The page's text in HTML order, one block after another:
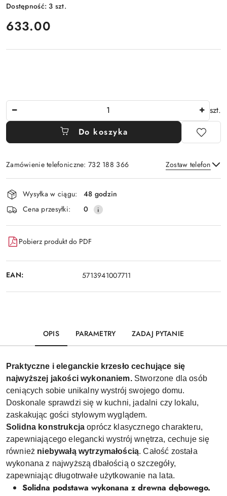
Dostępność:3 szt.
cena:
633.00
szt.
Do koszyka
Zamówienie telefoniczne: 732 188 366 Zostaw telefon
Wyślij
Dostępność
i
dostawa
Wysyłka w ciągu:
48 godzin
Cena przesyłki:
0
Pobierz produkt do PDF
EAN: 5713941007711
OPIS PARAMETRY ZADAJ PYTANIE
Praktyczne i eleganckie krzesło cechujące się
najwyższej jakości wykonaniem. Stworzone dla osób
ceniących sobie unikalny wystrój swojego domu.
Doskonale sprawdzi się w kuchni, jadalni czy lokalu,
zaskakując gości stylowym wyglądem.
Solidna konstrukcja oprócz klasycznego charakteru,
zapewniającego elegancki wystrój wnętrza, cechuje się
również niebywałą wytrzymałością. Całość została
wykonana z najwyższą dbałością o szczegóły,
zapewniając długotrwałe użytkowanie na lata.
Solidna podstawa wykonana z drewna dębowego.